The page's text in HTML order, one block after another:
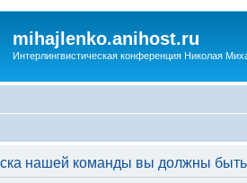
mihajlenko.anihost.ru
Интерлингвистическая конференция Николая
нашей команды вы должны